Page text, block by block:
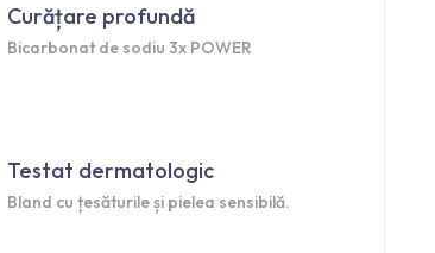
Curățare profundă
Bicarbonat de sodiu 3x POWER
Testat dermatologic
Bland cu țesăturile și pielea sensibilă.